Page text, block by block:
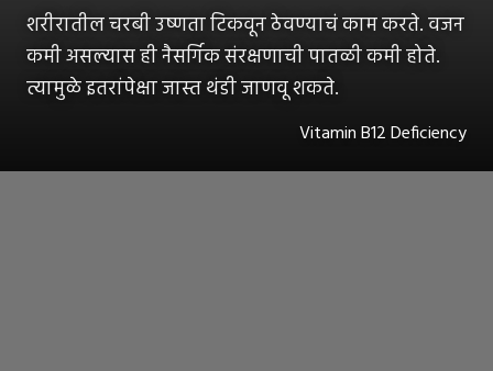
शरीरातील चरबी उष्णता टिकवून ठेवण्याचं काम करते. वजन
कमी असल्यास ही नैसर्गिक संरक्षणाची पातळी कमी होते.
त्यामुळे इतरांपेक्षा जास्त थंडी जाणवू शकते.
Vitamin B12 Deficiency